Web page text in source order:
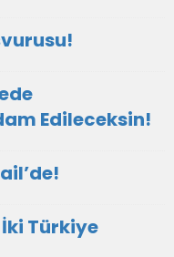
Edileceksin!
Türkiye